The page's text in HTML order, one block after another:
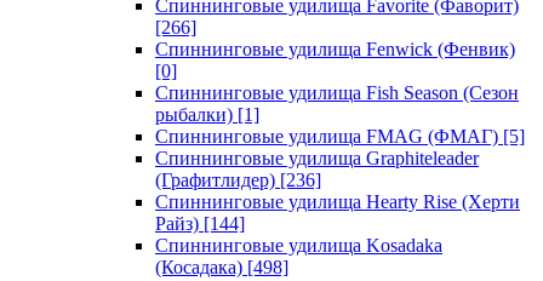
Спиннинговые удилища Favorite (Фаворит)
[266]
Спиннинговые удилища Fenwick (Фенвик)
[0]
Спиннинговые удилища Fish Season (Сезон
рыбалки) [1]
Спиннинговые удилища FMAG (ФМАГ) [5]
Спиннинговые удилища Graphiteleader
(Графитлидер) [236]
Спиннинговые удилища Hearty Rise (Херти
Райз) [144]
Спиннинговые удилища Kosadaka
(Косадака) [498]